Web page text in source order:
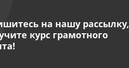
на нашу рассылку,
курс грамотного